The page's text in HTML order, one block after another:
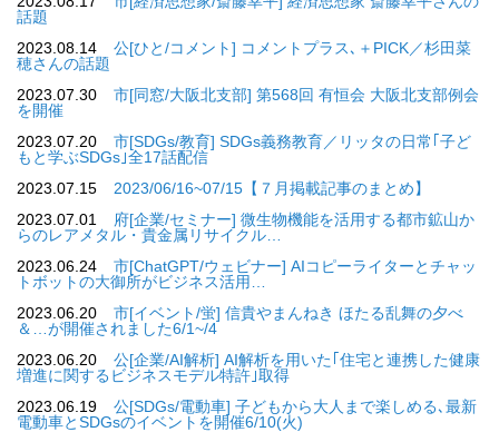
話題
2023.08.14
公[ひと/コメント] コメントプラス､＋PICK／杉田菜
穂さんの話題
2023.07.30
市[同窓/大阪北支部] 第568回 有恒会 大阪北支部例会
を開催
2023.07.20
市[SDGs/教育] SDGs義務教育／リッタの日常｢子ど
もと学ぶSDGs｣全17話配信
2023.07.15
2023/06/16~07/15【７月掲載記事のまとめ】
2023.07.01
府[企業/セミナー] 微生物機能を活用する都市鉱山か
らのレアメタル・貴金属リサイクル…
2023.06.24
市[ChatGPT/ウェビナー] AIコピーライターとチャッ
トボットの大御所がビジネス活用…
2023.06.20
市[イベント/蛍] 信貴やまんねき ほたる乱舞の夕べ
＆…が開催されました6/1~/4
2023.06.20
公[企業/AI解析] AI解析を用いた｢住宅と連携した健康
増進に関するビジネスモデル特許｣取得
2023.06.19
公[SDGs/電動車] 子どもから大人まで楽しめる､最新
電動車とSDGsのイベントを開催6/10(火)